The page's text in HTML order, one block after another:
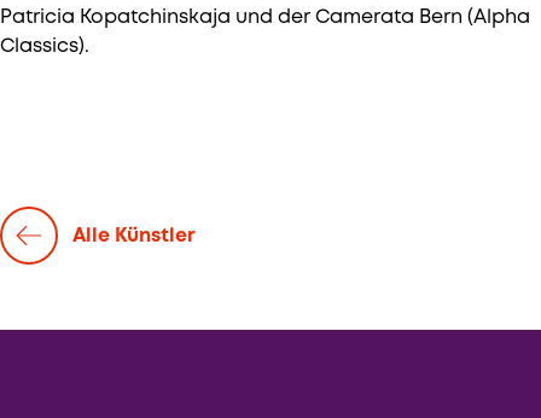
Alle Künstler
Patricia Kopatchinskaja und der Camerata Bern (Alpha
Classics).